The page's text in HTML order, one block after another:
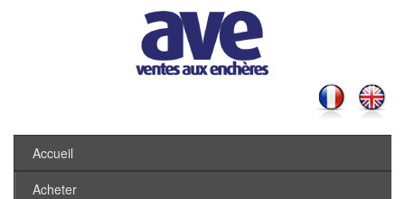
Accueil
Acheter